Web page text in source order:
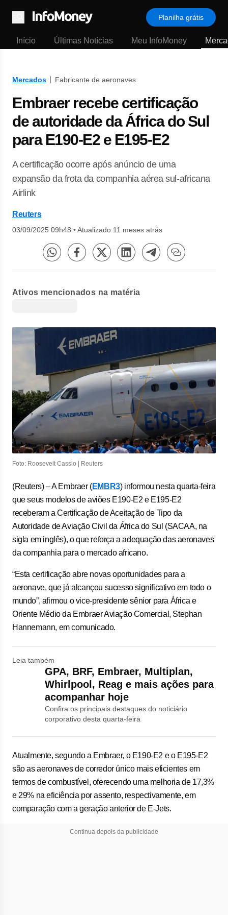
Menu
Planilha grátis
Início Últimas Notícias Meu InfoMoney
Mercados Fabricante de aeronaves
Embraer recebe certificação
de autoridade da África do Sul
para E190-E2 e E195-E2
A certificação ocorre após anúncio de uma
expansão da frota da companhia aérea sul-africana
Airlink
Reuters
03/09/2025 09h48 •Atualizado 11 meses atrás
Ativos mencionados na matéria
Foto: Roosevelt Cassio | Reuters
(Reuters) – A Embraer (EMBR3) informou nesta quarta-feira
que seus modelos de aviões E190-E2 e E195-E2
receberam a Certificação de Aceitação de Tipo da
Autoridade de Aviação Civil da África do Sul (SACAA, na
sigla em inglês), o que reforça a adequação das aeronaves
da companhia para o mercado africano.
“Esta certificação abre novas oportunidades para a
aeronave, que já alcançou sucesso significativo em todo o
mundo”, afirmou o vice-presidente sênior para África e
Oriente Médio da Embraer Aviação Comercial, Stephan
Hannemann, em comunicado.
Leia também
GPA, BRF, Embraer, Multiplan,
Whirlpool, Reag e mais ações para
acompanhar hoje
Confira os principais destaques do noticiário
corporativo desta quarta-feira
Atualmente, segundo a Embraer, o E190-E2 e o E195-E2
são as aeronaves de corredor único mais eficientes em
termos de combustível, oferecendo uma melhoria de 17,3%
e 29% na eficiência por assento, respectivamente, em
comparação com a geração anterior de E-Jets.
Continua depois da publicidade